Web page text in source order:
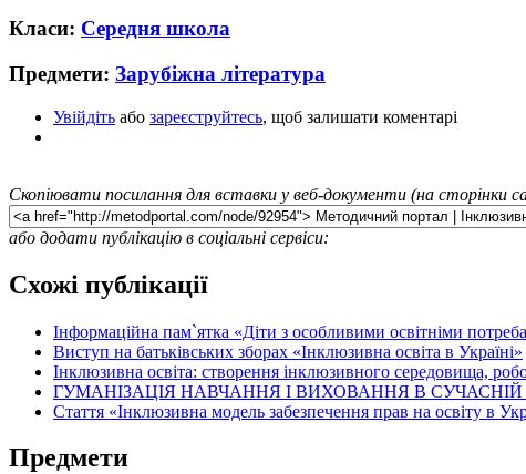
Класи: Середня школа
Предмети: Зарубіжна література
Увійдіть або зареєструйтесь, щоб залишати коментарі
Скопіювати посилання для вставки у веб-документи (на сторінки
або додати публікацію в соціальні сервіси:
Схожі публікації
Інформаційна пам`ятка «Діти з особливими освітніми
Виступ на батьківських зборах «Інклюзивна освіта в Україні»
Інклюзивна освіта: створення інклюзивного середовища,
ГУМАНІЗАЦІЯ НАВЧАННЯ І ВИХОВАННЯ В
Стаття «Інклюзивна модель забезпечення прав на освіту в
Предмети